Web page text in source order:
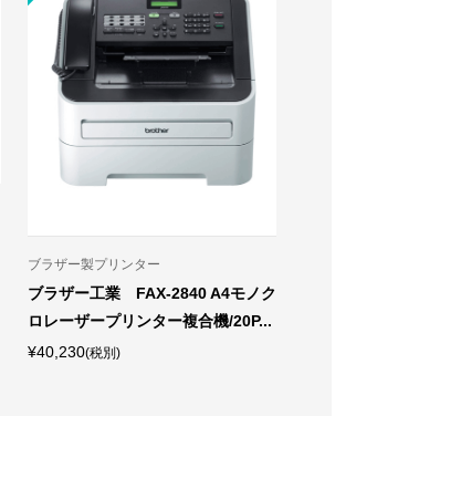
ブラザー製プリンター
ブラザー工業 FAX-2840 A4モノク
ロレーザープリンター複合機/20P...
¥40,230(税別)